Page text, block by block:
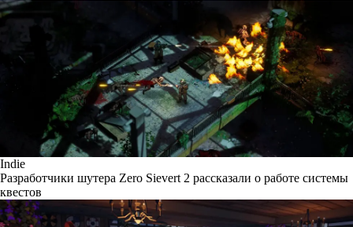
Indie
Разработчики шутера Zero Sievert 2 рассказали о работе системы
квестов